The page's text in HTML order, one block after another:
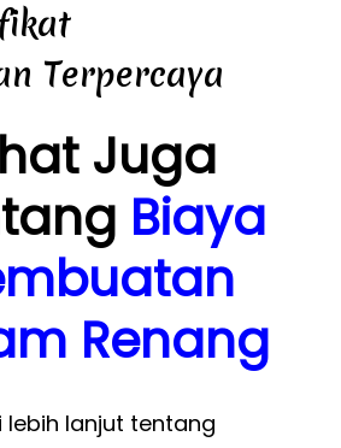
Terpercaya
Juga
Biaya
Renang
lebih lanjut tentang